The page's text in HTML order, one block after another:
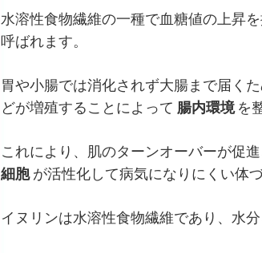
水溶性食物繊維の一種で血糖値の上昇
呼ばれます。
胃や小腸では消化されず大腸まで届く
どが増殖することによって 腸内環境 を
これにより、肌のターンオーバーが促
細胞 が活性化して病気になりにくい体
イヌリンは水溶性食物繊維であり、水